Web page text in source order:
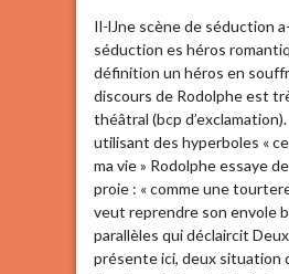
Il-lJne scène de séduction
séduction es héros
définition un héros en
discours de Rodolphe est
théâtral (bcp
utilisant des hyperboles «
ma vie » Rodolphe essaye
proie : « comme une
veut reprendre son envole
parallèles qui déclaircit
présente ici, deux situation